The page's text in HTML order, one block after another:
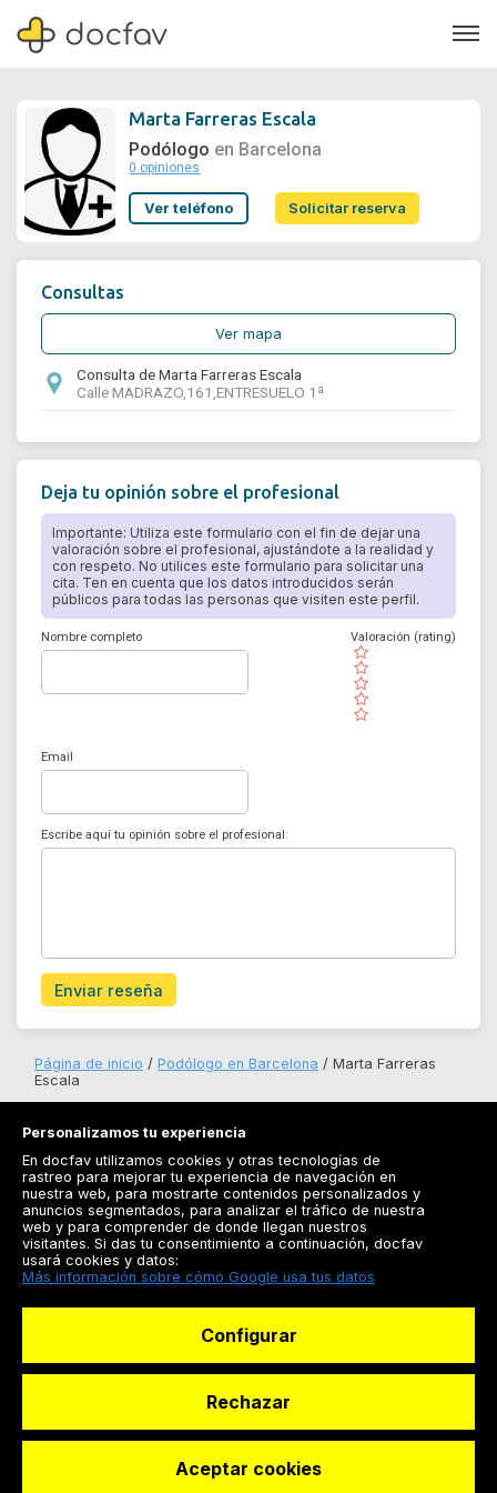
Soporte
Marta Farreras Escala
Podólogo en Barcelona
0 opiniones
Ver teléfono Solicitar reserva
Consultas
Ver mapa
Consulta de Marta Farreras Escala
Calle MADRAZO,161,ENTRESUELO 1ª
Deja tu opinión sobre el profesional
Importante: Utiliza este formulario con el fin de dejar una
valoración sobre el profesional, ajustándote a la realidad y
con respeto. No utilices este formulario para solicitar una
cita. Ten en cuenta que los datos introducidos serán
públicos para todas las personas que visiten este perfil.
Nombre completo
( )
( )
( )
( )
( )
Valoración (rating)
Email
Escribe aquí tu opinión sobre el profesional:
Enviar reseña
Página de inicio Podólogo en Barcelona
Marta Farreras
Escala
Registrarse
Docfav
© Dashboard Technologies S.L
Personalizamos tu experiencia
En docfav utilizamos cookies y otras tecnologías de
rastreo para mejorar tu experiencia de navegación en
nuestra web, para mostrarte contenidos personalizados y
anuncios segmentados, para analizar el tráfico de nuestra
web y para comprender de donde llegan nuestros
visitantes. Si das tu consentimiento a continuación, docfav
usará cookies y datos:
Más información sobre cómo Google usa tus datos
Configurar
Rechazar
Aceptar cookies